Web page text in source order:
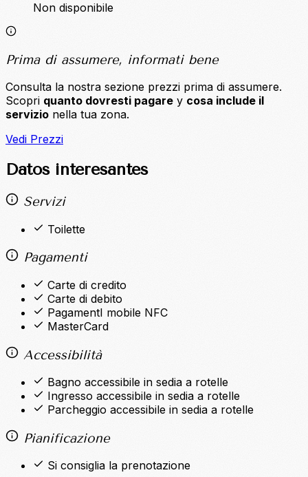
Non disponibile
Prima di assumere, informati bene
Consulta la nostra sezione prezzi prima di assumere.
Scopri quanto dovresti pagare y cosa include il
servizio nella tua zona.
Vedi Prezzi
Datos interesantes
Servizi
Toilette
Pagamenti
Carte di credito
Carte di debito
PagamentI mobile NFC
MasterCard
Accessibilità
Bagno accessibile in sedia a rotelle
Ingresso accessibile in sedia a rotelle
Parcheggio accessibile in sedia a rotelle
Pianificazione
Si consiglia la prenotazione